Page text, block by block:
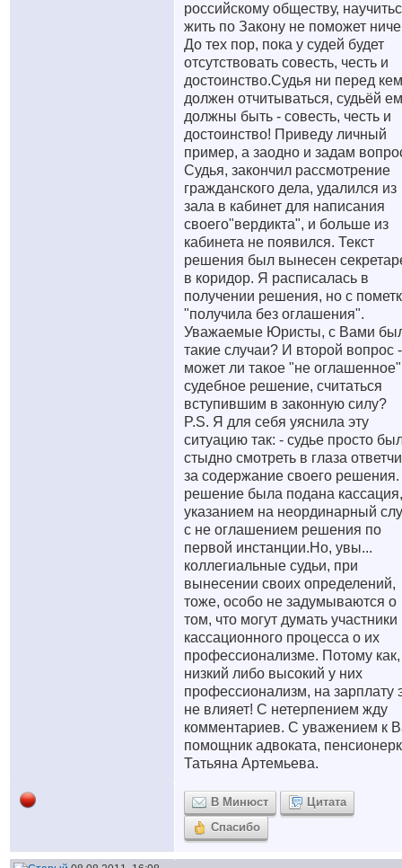
российскому обществу,
жить по Закону не поможет
До тех пор, пока у судей будет
отсутствовать совесть, честь и
достоинство.Судья ни перед
должен отчитываться, судьёй
должны быть - совесть, честь и
достоинство! Приведу личный
пример, а заодно и задам
Судья, закончил рассмотрение
гражданского дела, удалился из
зала в кабинет для написания
своего"вердикта", и больше из
кабинета не появился. Текст
решения был вынесен
в коридор. Я расписалась в
получении решения, но с
"получила без оглашения".
Уважаемые Юристы, с Вами
такие случаи? И второй вопрос -
может ли такое "не оглашенное"
судебное решение, считаться
вступившим в законную силу?
P.S. Я для себя уяснила эту
ситуацию так: - судье просто
стыдно смотреть в глаза
за содержание своего
решение была подана
указанием на неординарный
с не оглашением решения по
первой инстанции.Но, увы...
коллегиальные судьи, при
вынесении своих определений,
тоже, особо не задумываются о
том, что могут думать участники
кассационного процесса о их
профессионализме. Потому как,
низкий либо высокий у них
профессионализм, на зарплату
не влияет! С нетерпением жду
комментариев. С уважением к
помощник адвоката,
Татьяна Артемьева.
В Минюст
Цитата
Спасибо